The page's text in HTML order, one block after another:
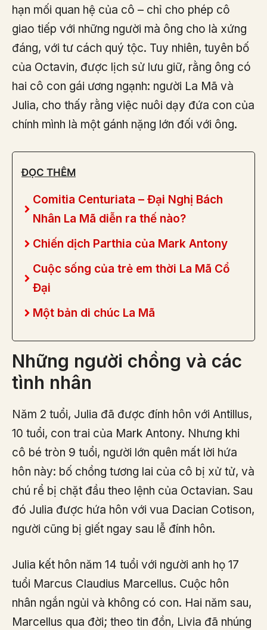
hạn mối quan hệ của cô – chỉ cho phép cô
giao tiếp với những người mà ông cho là xứng
đáng, với tư cách quý tộc. Tuy nhiên, tuyên bố
của Octavin, được lịch sử lưu giữ, rằng ông có
hai cô con gái ương ngạnh: người La Mã và
Julia, cho thấy rằng việc nuôi dạy đứa con của
chính mình là một gánh nặng lớn đối với ông.
ĐỌC THÊM
Comitia Centuriata – Đại Nghị Bách
Nhân La Mã diễn ra thế nào?
Chiến dịch Parthia của Mark Antony
Cuộc sống của trẻ em thời La Mã Cổ
Đại
Một bản di chúc La Mã
Những người chồng và các
tình nhân
Năm 2 tuổi, Julia đã được đính hôn với Antillus,
10 tuổi, con trai của Mark Antony. Nhưng khi
cô bé tròn 9 tuổi, người lớn quên mất lời hứa
hôn này: bố chồng tương lai của cô bị xử tử, và
chú rể bị chặt đầu theo lệnh của Octavian. Sau
đó Julia được hứa hôn với vua Dacian Cotison,
người cũng bị giết ngay sau lễ đính hôn.
Julia kết hôn năm 14 tuổi với người anh họ 17
tuổi Marcus Claudius Marcellus. Cuộc hôn
nhân ngắn ngủi và không có con. Hai năm sau,
Marcellus qua đời; theo tin đồn, Livia đã nhúng